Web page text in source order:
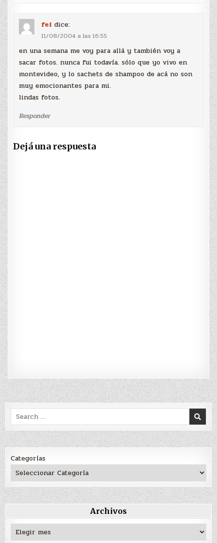
fei dice:
11/08/2004 a las 16:55
en una semana me voy para allá y también voy a
sacar fotos. nunca fui todavía. sólo que yo vivo en
montevideo, y lo sachets de shampoo de acá no son
muy emocionantes para mi.
lindas fotos.
Responder
Dejá una respuesta
Search
for:
Categorías
Archivos
Archivos